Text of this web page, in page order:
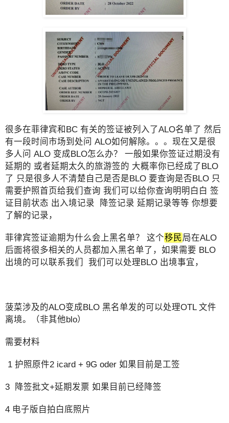
很多在菲律宾和BC 有关的签证被列入了ALO名单了 然后
有一段时间市场到处问 ALO如何解除。。。现在又是很
多人问 ALO 变成BLO怎么办？ 一般如果你签证过期没有
延期的 或者延期太久的旅游签的 大概率你已经成了BLO
了 只是很多人不清楚自己是否是BLO 要查询是否BLO 只
需要护照首页给我们查询 我们可以给你查询明明白白 签
证目前状态 出入境记录 降签记录 延期记录等等 你想要
了解的记录，
菲律宾签证逾期为什么会上黑名单？ 这个移民局在ALO
后面将很多相关的人员都加入黑名单了，如果需要 BLO
出境的可以联系我们 我们可以处理BLO 出境事宜，
菠菜涉及的ALO变成BLO 黑名单发的可以处理OTL 文件
离境。（非其他blo）
需要材料
1 护照原件2 icard + 9G oder 如果目前是工签
3 降签批文+延期发票 如果目前已经降签
4 电子版自拍白底照片